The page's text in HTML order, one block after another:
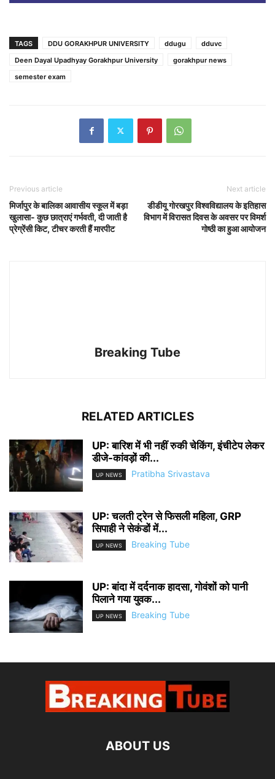
TAGS DDU GORAKHPUR UNIVERSITY ddugu
dduvc
Deen Dayal Upadhyay Gorakhpur University
gorakhpur news
semester exam
Previous article
मिर्जापुर के बालिका आवासीय स्कूल में बड़ा
खुलासा- कुछ छात्राएं गर्भवती, दी जाती है
प्रेग्रेंसी किट, टीचर करती हैं मारपीट
Next article
डीडीयू गोरखपुर विश्वविद्यालय के इतिहास
विभाग में विरासत दिवस के अवसर पर विमर्श
गोष्ठी का हुआ आयोजन
Breaking Tube
RELATED ARTICLES
UP: बारिश में भी नहीं रुकी चेकिंग, इंचीटेप लेकर
डीजे-कांवड़ों की...
UP NEWS Pratibha Srivastava
UP: चलती ट्रेन से फिसली महिला, GRP
सिपाही ने सेकंडों में...
UP NEWS Breaking Tube
UP: बांदा में दर्दनाक हादसा, गोवंशों को पानी
पिलाने गया युवक...
UP NEWS Breaking Tube
ABOUT US